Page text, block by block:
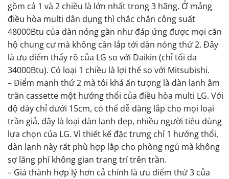
gồm cả 1 và 2 chiều là lớn nhất trong 3 hãng. Ở mảng
điều hòa multi dân dụng thì chắc chắn công suất
48000Btu của dàn nóng gần như đáp ứng được mọi căn
hộ chung cư mà không cần lắp tới dàn nóng thứ 2. Đây
là ưu điểm thấy rõ của LG so với Daikin (chỉ tối đa
34000Btu). Có loại 1 chiều là lợi thế so với Mitsubishi.
– Điểm mạnh thứ 2 mà tôi khá ấn tượng là dàn lạnh âm
trần cassette một hướng thổi của điều hòa multi LG. Với
độ dày chỉ dưới 15cm, có thể dễ dàng lắp cho mọi loại
trần giả, đây là loại dàn lạnh đẹp, nhiều người tiêu dùng
lựa chọn của LG. Vì thiết kế đặc trưng chỉ 1 hướng thổi,
dàn lạnh này rất phù hợp lắp cho phòng ngủ mà không
sợ lãng phí không gian trang trí trên trần.
– Giá thành hợp lý hơn cả chính là ưu điểm thứ 3 của